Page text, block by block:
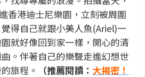
香港迪士尼樂園，立刻被周圍
得自己就跟小美人魚(Ariel)一
就好像回到家一樣，開心的清
。伴著自己的樂聲走進幻想世
旅程。
（推薦閱讀： 大揭密！